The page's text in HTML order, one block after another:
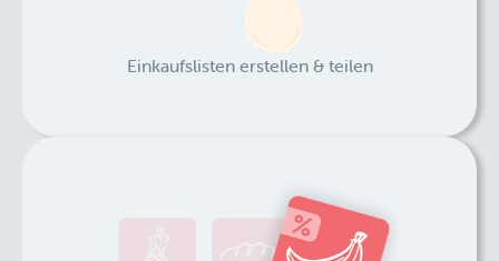
Einkaufslisten erstellen & teilen